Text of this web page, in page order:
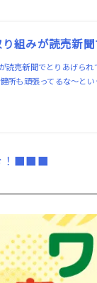
組みが読売新
読売新聞でとりあげら
所も頑張ってるな〜と
！■■■